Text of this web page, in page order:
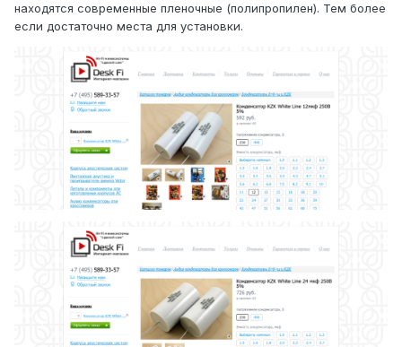
находятся современные пленочные (полипропилен). Тем более
если достаточно места для установки.